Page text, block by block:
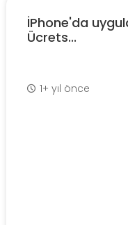
İPhone'da
Ücrets...
1+ yıl önce